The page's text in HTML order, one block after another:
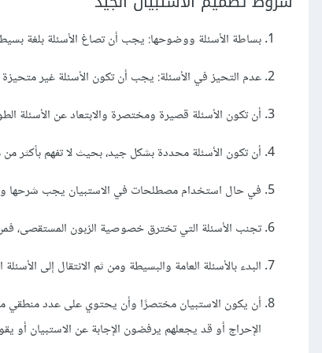
بساطة الأسئلة ووضوحها: يجب أن تصاغ الأسئلة بلغة
عدم التحيز في الأسئلة: يجب أن تكون الأسئلة غير متحيزة
أن تكون الأسئلة قصيرة ومختصرة والابتعاد عن الأسئلة
أن تكون الأسئلة محددة بشكل جيد، بحيث لا تفهم بأكثر
في حال استخدام مصطلحات في الاستبيان يجب شرحها
تجنب الأسئلة التي تخترق خصوصية الزبون المستقصى،
البدء بالأسئلة العامة والبسيطة ومن ثم الانتقال إلى
أن يكون الاستبيان مختصرًا وأن يحتوي على عدد منطقي من
الإحراج أو قد يجعلهم يرفضون الإجابة عن الاستبيان أو